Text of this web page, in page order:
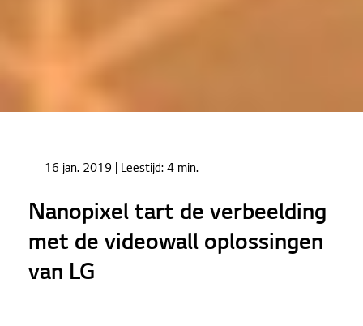
Nanopixel tart de verbeelding met de videowall
16 jan. 2019 | Leestijd: 4 min.
Nanopixel tart de verbeelding
met de videowall oplossingen
van LG